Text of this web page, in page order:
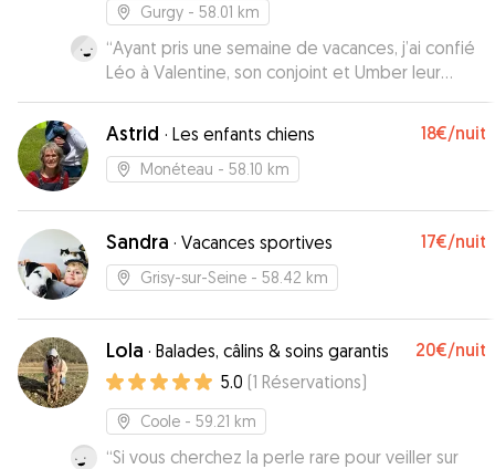
Gurgy - 58.01 km
“Ayant pris une semaine de vacances, j’ai confié
Léo à Valentine, son conjoint et Umber leur
chienne qui sont adorables. Vous pourrez y
laisser votre animal sans aucun soucis. Encore
merci à eux ! ”
Astrid · Les enfants chiens 18€/nuit
Monéteau - 58.10 km
Sandra · Vacances sportives 17€/nuit
Grisy-sur-Seine - 58.42 km
Lola · Balades, câlins & soins garantis 20€/nuit
5.0 (1 Réservations)
Coole - 59.21 km
“Si vous cherchez la perle rare pour veiller sur